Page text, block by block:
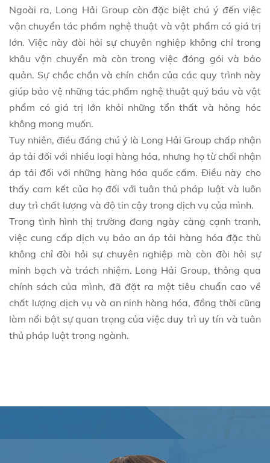
Ngoài ra, Long Hải Group còn đặc biệt chú ý đến việc
vận chuyển tác phẩm nghệ thuật và vật phẩm có giá trị
lớn. Việc này đòi hỏi sự chuyên nghiệp không chỉ trong
khâu vận chuyển mà còn trong việc đóng gói và bảo
quản. Sự chắc chắn và chín chắn của các quy trình này
giúp bảo vệ những tác phẩm nghệ thuật quý báu và vật
phẩm có giá trị lớn khỏi những tổn thất và hỏng hóc
không mong muốn.
Tuy nhiên, điều đáng chú ý là Long Hải Group chấp nhận
áp tải đối với nhiều loại hàng hóa, nhưng họ từ chối nhận
áp tải đối với những hàng hóa quốc cấm. Điều này cho
thấy cam kết của họ đối với tuân thủ pháp luật và luôn
duy trì chất lượng và độ tin cậy trong dịch vụ của mình.
Trong tình hình thị trường đang ngày càng cạnh tranh,
việc cung cấp dịch vụ bảo an áp tải hàng hóa đặc thù
không chỉ đòi hỏi sự chuyên nghiệp mà còn đòi hỏi sự
minh bạch và trách nhiệm. Long Hải Group, thông qua
chính sách của mình, đã đặt ra một tiêu chuẩn cao về
chất lượng dịch vụ và an ninh hàng hóa, đồng thời cũng
làm nổi bật sự quan trọng của việc duy trì uy tín và tuân
thủ pháp luật trong ngành.